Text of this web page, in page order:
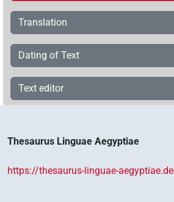
Translation
Dating of Text
Text editor
Thesaurus Linguae Aegyptiae
https://thesaurus-linguae-aegyptiae.de